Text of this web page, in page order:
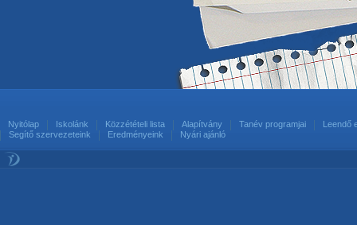
Nyitólap Iskolánk Közzétételi lista Alapítvány Tanév programjai
Leendő
Segítő szervezeteink
Eredményeink Nyári ajánló